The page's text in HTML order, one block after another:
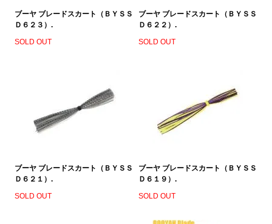
ブーヤ ブレードスカート（ＢＹＳＳ
Ｄ６２３）.
SOLD OUT
ブーヤ ブレードスカート（ＢＹＳＳ
Ｄ６２２）.
SOLD OUT
ブーヤ ブレードスカート（ＢＹＳＳ
Ｄ６２１）.
SOLD OUT
ブーヤ ブレードスカート（ＢＹＳＳ
Ｄ６１９）.
SOLD OUT